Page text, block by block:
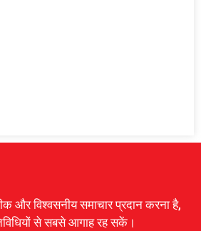
और विश्वसनीय समाचार प्रदान करना है,
से सबसे आगाह रह सकें।